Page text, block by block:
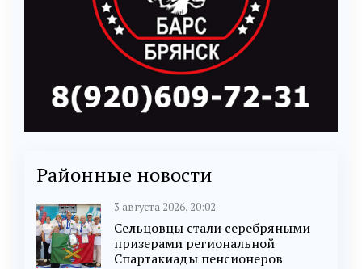
Районные новости
3 августа 2026, 20:02
Сельцовцы стали серебряными
призерами региональной
Спартакиады пенсионеров